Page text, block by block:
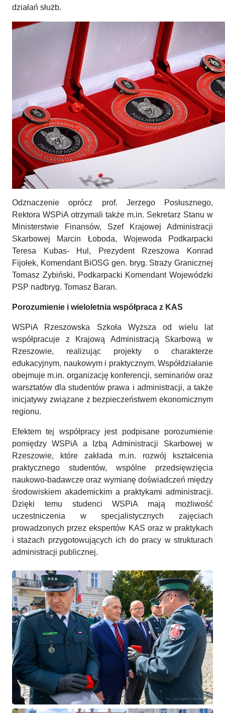
działań służb.
Odznaczenie oprócz prof. Jerzego Posłusznego,
Rektora WSPiA otrzymali także m.in. Sekretarz Stanu w
Ministerstwie Finansów, Szef Krajowej Administracji
Skarbowej Marcin Łoboda, Wojewoda Podkarpacki
Teresa Kubas- Hul, Prezydent Rzeszowa Konrad
Fijołek, Komendant BiOSG gen. bryg. Straży Granicznej
Tomasz Zybiński, Podkarpacki Komendant Wojewódzki
PSP nadbryg. Tomasz Baran.
Porozumienie i wieloletnia współpraca z KAS
WSPiA Rzeszowska Szkoła Wyższa od wielu lat
współpracuje z Krajową Administracją Skarbową w
Rzeszowie, realizując projekty o charakterze
edukacyjnym, naukowym i praktycznym. Współdziałanie
obejmuje m.in. organizację konferencji, seminariów oraz
warsztatów dla studentów prawa i administracji, a także
inicjatywy związane z bezpieczeństwem ekonomicznym
regionu.
Efektem tej współpracy jest podpisane porozumienie
pomiędzy WSPiA a Izbą Administracji Skarbowej w
Rzeszowie, które zakłada m.in. rozwój kształcenia
praktycznego studentów, wspólne przedsięwzięcia
naukowo-badawcze oraz wymianę doświadczeń między
środowiskiem akademickim a praktykami administracji.
Dzięki temu studenci WSPiA mają możliwość
uczestniczenia w specjalistycznych zajęciach
prowadzonych przez ekspertów KAS oraz w praktykach
i stażach przygotowujących ich do pracy w strukturach
administracji publicznej.